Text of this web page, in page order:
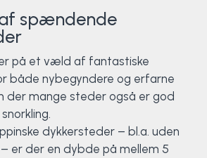
spændende
på et væld af fantastiske
både nybegyndere og erfarne
der mange steder også er god
dykkersteder – bl.a. uden
er der en dybde på mellem 5